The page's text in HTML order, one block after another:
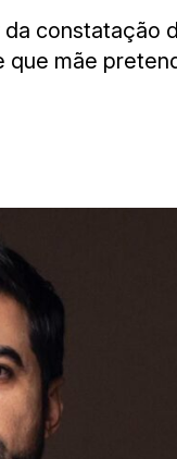
constatação
mãe